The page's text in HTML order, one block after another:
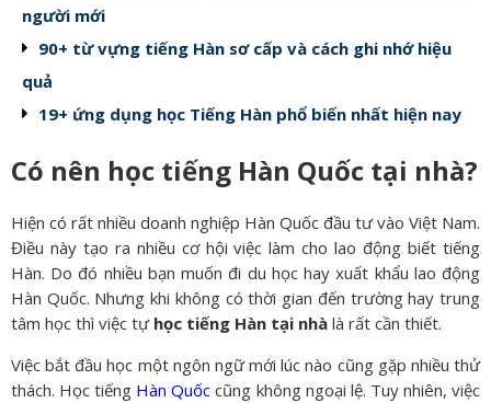
người mới
90+ từ vựng tiếng Hàn sơ cấp và cách ghi nhớ hiệu
quả
19+ ứng dụng học Tiếng Hàn phổ biến nhất hiện nay
Có nên học tiếng Hàn Quốc tại nhà?
Hiện có rất nhiều doanh nghiệp Hàn Quốc đầu tư vào Việt Nam.
Điều này tạo ra nhiều cơ hội việc làm cho lao động biết tiếng
Hàn. Do đó nhiều bạn muốn đi du học hay xuất khẩu lao động
Hàn Quốc. Nhưng khi không có thời gian đến trường hay trung
tâm học thì việc tự học tiếng Hàn tại nhà là rất cần thiết.
Việc bắt đầu học một ngôn ngữ mới lúc nào cũng gặp nhiều thử
thách. Học tiếng Hàn Quốc cũng không ngoại lệ. Tuy nhiên, việc